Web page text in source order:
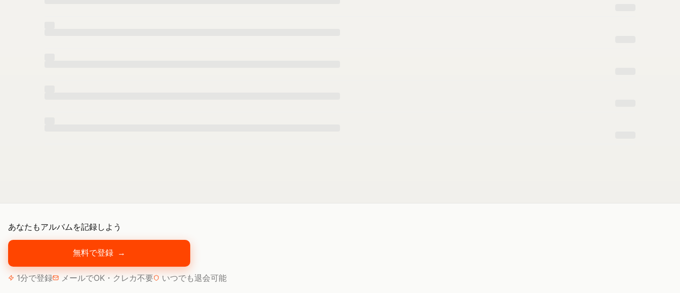
あなたもアルバムを記録しよう
無料で登録 →
1分で登録 メールでOK・クレカ不要 いつでも退会可能